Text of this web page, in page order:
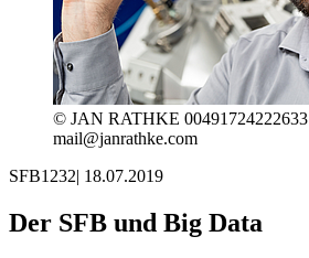
© JAN RATHKE 00491724222633
mail@janrathke.com
SFB1232| 18.07.2019
Der SFB und Big Data